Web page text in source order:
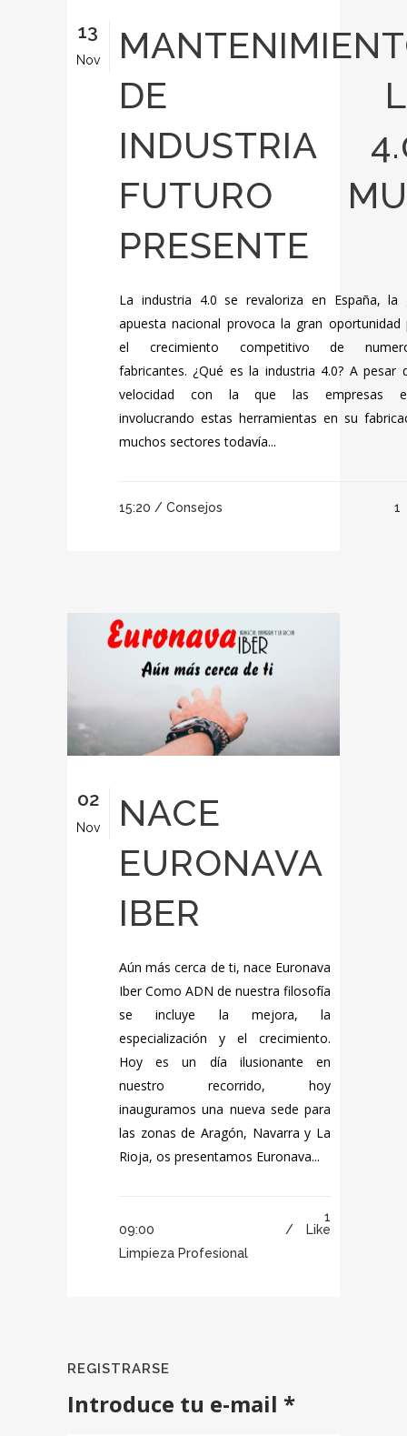
13
Nov
DE
INDUSTRIA
FUTURO
PRESENTE
La industria 4.0 se revaloriza en España, la
apuesta nacional provoca la gran oportunidad
el crecimiento competitivo de
fabricantes. ¿Qué es la industria 4.0? A pesar
velocidad con la que las empresas
involucrando estas herramientas en su
muchos sectores todavía...
15:20 / Consejos 1
02
Nov
NACE
EURONAVA
IBER
Aún más cerca de ti, nace Euronava
Iber Como ADN de nuestra filosofía
se incluye la mejora, la
especialización y el crecimiento.
Hoy es un día ilusionante en
nuestro recorrido, hoy
inauguramos una nueva sede para
las zonas de Aragón, Navarra y La
Rioja, os presentamos Euronava...
09:00 /
Limpieza Profesional
1
Like
REGISTRARSE
Introduce tu e-mail *